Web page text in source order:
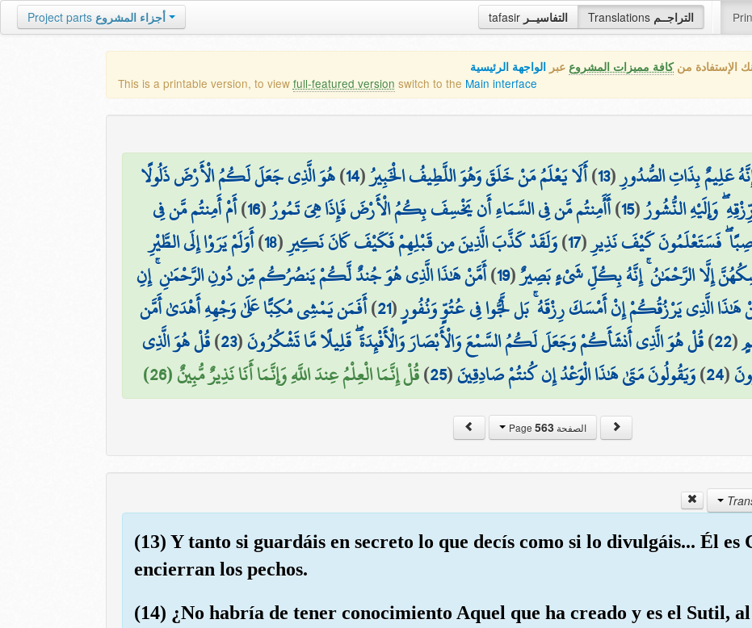
tafasir التفاسيــر Translations التراجــم Project parts أجزاء المشروع
الإستفادة منكافة مميزات المشروع عبر الواجهة الرئيسية
This is a printable version, to view full-featured version switch to the Main interface
عَلِيمٌ بِذَاتِ الصُّدُورِ(
13
)أَلَا يَعْلَمُ مَنْ خَلَقَ وَهُوَ اللَّطِيفُ الْخَبِيرُ(
14
)هُوَ الَّذِي جَعَلَ لَكُمُ الْأَرْضَ ذَلُولًا
وَإِلَيْهِ النُّشُورُ(
15
)أَأَمِنتُم مَّن فِي السَّمَاءِ أَن يَخْسِفَ بِكُمُ الْأَرْضَ فَإِذَا هِيَ تَمُورُ(
16
)أَمْ أَمِنتُم مَّن فِي
فَسَتَعْلَمُونَ كَيْفَ نَذِيرِ(
17
)وَلَقَدْ كَذَّبَ الَّذِينَ مِن قَبْلِهِمْ فَكَيْفَ كَانَ نَكِيرِ(
18
)أَوَلَمْ يَرَوْا إِلَى الطَّيْرِ
إِلَّا الرَّحْمَٰنُ ۚ إِنَّهُ بِكُلِّ شَيْءٍ بَصِيرٌ(
19
)أَمَّنْ هَٰذَا الَّذِي هُوَ جُندٌ لَّكُمْ يَنصُرُكُم مِّن دُونِ الرَّحْمَٰنِ ۚ إِنِ
هَٰذَا الَّذِي يَرْزُقُكُمْ إِنْ أَمْسَكَ رِزْقَهُ ۚ بَل لَّجُّوا فِي عُتُوٍّ وَنُفُورٍ(
21
)أَفَمَن يَمْشِي مُكِبًّا عَلَىٰ وَجْهِهِ أَهْدَىٰ أَمَّن
(
22
)قُلْ هُوَ الَّذِي أَنشَأَكُمْ وَجَعَلَ لَكُمُ السَّمْعَ وَالْأَبْصَارَ وَالْأَفْئِدَةَ ۖ قَلِيلًا مَّا تَشْكُرُونَ(
23
)قُلْ هُوَ الَّذِي
(
24
)وَيَقُولُونَ مَتَىٰ هَٰذَا الْوَعْدُ إِن كُنتُمْ صَادِقِينَ(
25
)قُلْ إِنَّمَا الْعِلْمُ عِندَ اللَّهِ وَإِنَّمَا أَنَا نَذِيرٌ مُّبِينٌ (26)
الصفحة Page563
(13) Y tanto si guardáis en secreto lo que decís como si lo divulgáis... Él es
encierran los pechos.
(14) ¿No habría de tener conocimiento Aquel que ha creado y es el Sutil,